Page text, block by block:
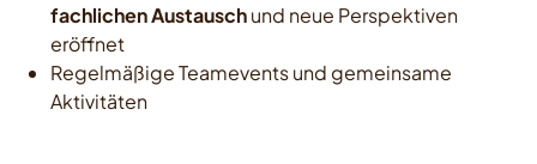
fachlichen Austauschund neue Perspektiven
eröffnet
Regelmäßige Teamevents und gemeinsame
Aktivitäten